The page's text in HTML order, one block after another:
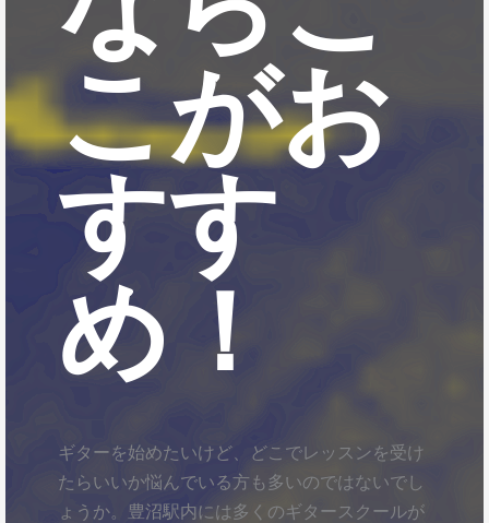
こがお
すす
め！
ギターを始めたいけど、どこでレッスンを受け
たらいいか悩んでいる方も多いのではないでし
ょうか。豊沼駅内には多くのギタースクールが